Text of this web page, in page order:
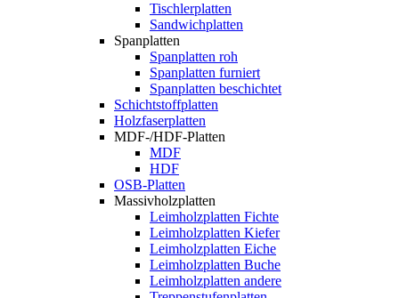
Tischlerplatten
Sandwichplatten
Spanplatten
Spanplatten roh
Spanplatten furniert
Spanplatten beschichtet
Schichtstoffplatten
Holzfaserplatten
MDF-/HDF-Platten
MDF
HDF
OSB-Platten
Massivholzplatten
Leimholzplatten Fichte
Leimholzplatten Kiefer
Leimholzplatten Eiche
Leimholzplatten Buche
Leimholzplatten andere